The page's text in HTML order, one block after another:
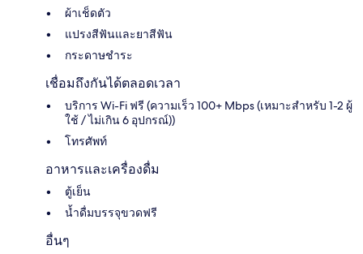
ผ้าเช็ดตัว
แปรงสีฟันและยาสีฟัน
กระดาษชำระ
เชื่อมถึงกันได้ตลอดเวลา
บริการ Wi-Fi ฟรี (ความเร็ว 100+ Mbps (เหมาะสำหรับ 1-2 ผู้
ใช้ / ไม่เกิน 6 อุปกรณ์))
โทรศัพท์
อาหารและเครื่องดื่ม
ตู้เย็น
น้ำดื่มบรรจุขวดฟรี
อื่นๆ